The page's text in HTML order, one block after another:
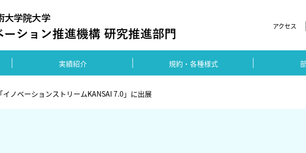
アクセス
実績紹介 規約・各種様式
「イノベーションストリームKANSAI 7.0」に出展